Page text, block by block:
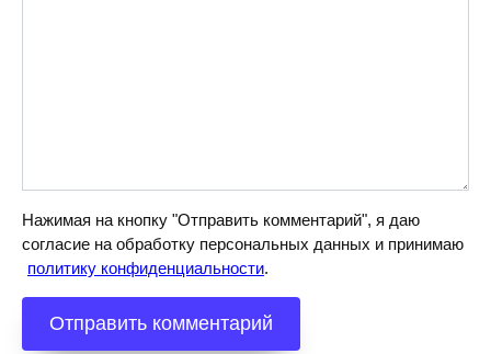
Нажимая на кнопку "Отправить комментарий", я даю
согласие на обработку персональных данных и принимаю
политику конфиденциальности.